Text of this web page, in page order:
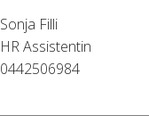
Sonja Filli
HR Assistentin
0442506984